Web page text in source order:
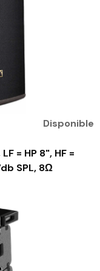
Disponible
= HP 8", HF =
SPL, 8Ω